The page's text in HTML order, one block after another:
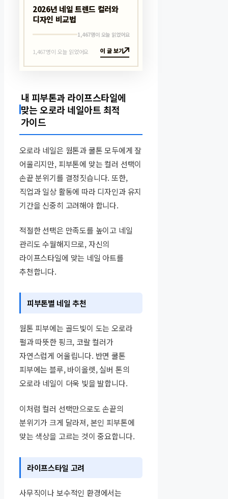
2026년 네일 트렌드 컬러와
디자인 비교법
1,467명이 오늘 읽었어요
1,467명이 오늘 읽었어요 이 글 보기
내 피부톤과 라이프스타일에
맞는 오로라 네일아트 최적
가이드
오로라 네일은 웜톤과 쿨톤 모두에게 잘
어울리지만, 피부톤에 맞는 컬러 선택이
손끝 분위기를 결정짓습니다. 또한,
직업과 일상 활동에 따라 디자인과 유지
기간을 신중히 고려해야 합니다.
적절한 선택은 만족도를 높이고 네일
관리도 수월해지므로, 자신의
라이프스타일에 맞는 네일 아트를
추천합니다.
피부톤별 네일 추천
웜톤 피부에는 골드빛이 도는 오로라
펄과 따뜻한 핑크, 코랄 컬러가
자연스럽게 어울립니다. 반면 쿨톤
피부에는 블루, 바이올렛, 실버 톤의
오로라 네일이 더욱 빛을 발합니다.
이처럼 컬러 선택만으로도 손끝의
분위기가 크게 달라져, 본인 피부톤에
맞는 색상을 고르는 것이 중요합니다.
라이프스타일 고려
사무직이나 보수적인 환경에서는